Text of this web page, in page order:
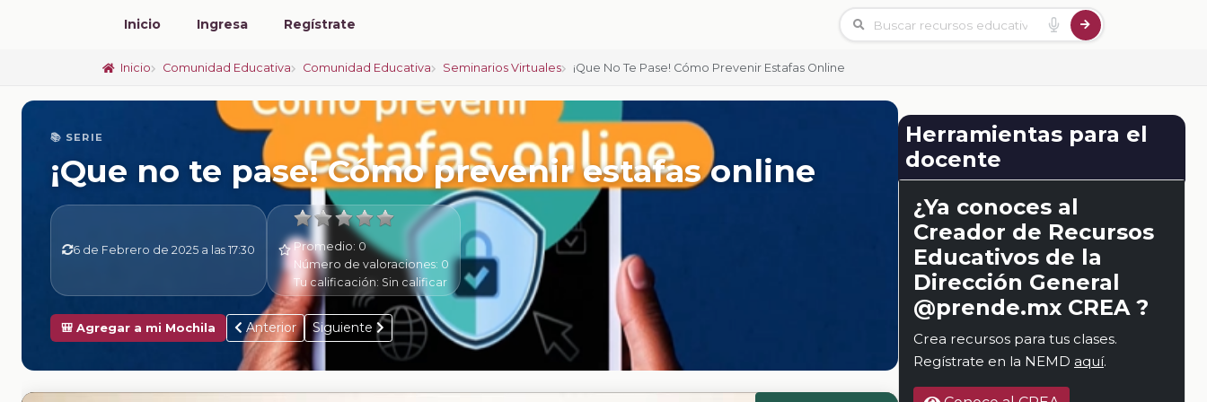
Inicio Ingresa Regístrate
Inicio Comunidad Educativa Comunidad Educativa Seminarios Virtuales ¡Que No Te Pase! Cómo Prevenir Estafas Online
📚 SERIE
¡Que no te pase! Cómo prevenir estafas online
6 de Febrero de 2025 a las 17:30 Promedio: 0
Número de valoraciones: 0
Tu calificación: Sin calificar
🎒 Agregar a mi Mochila Anterior Siguiente
Herramientas para el
docente
¿Ya conoces al
Creador de Recursos
Educativos de la
Dirección General
@prende.mx CREA ?
Crea recursos para tus clases.
Regístrate en la NEMD aquí.